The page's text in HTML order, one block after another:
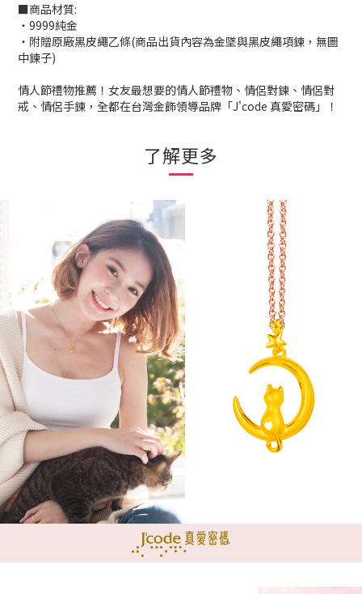
■商品材質:
‧9999純金
‧附贈原廠黑皮繩乙條(商品出貨內容為金墜與黑皮繩項鍊，無圖
中鍊子)
情人節禮物推薦！女友最想要的情人節禮物、情侶對鍊、情侶對
戒、情侶手鍊，全都在台灣金飾領導品牌「J'code 真愛密碼」！
了解更多